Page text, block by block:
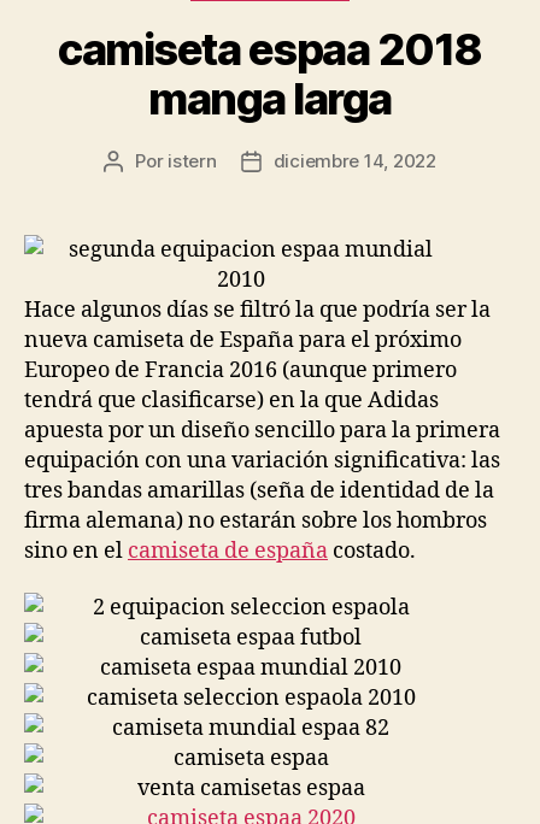
camiseta espaa 2018
manga larga
Autor
entrada
Por istern
Fecha
entrada
diciembre 14, 2022
Hace algunos días se filtró la que podría ser la
nueva camiseta de España para el próximo
Europeo de Francia 2016 (aunque primero
tendrá que clasificarse) en la que Adidas
apuesta por un diseño sencillo para la primera
equipación con una variación significativa: las
tres bandas amarillas (seña de identidad de la
firma alemana) no estarán sobre los hombros
sino en el camiseta de españa costado.